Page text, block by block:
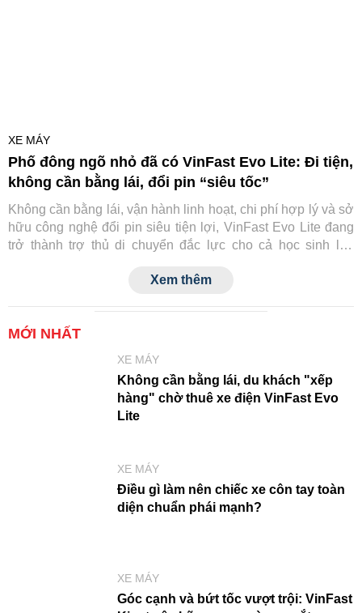
XE MÁY
Phố đông ngõ nhỏ đã có VinFast Evo Lite: Đi tiện,
không cần bằng lái, đổi pin “siêu tốc”
Không cần bằng lái, vận hành linh hoạt, chi phí hợp lý và sở
hữu công nghệ đổi pin siêu tiện lợi, VinFast Evo Lite đang
trở thành trợ thủ di chuyển đắc lực cho cả học sinh lẫn
Xem thêm
MỚI NHẤT
XE MÁY
Không cần bằng lái, du khách "xếp
hàng" chờ thuê xe điện VinFast Evo
Lite
XE MÁY
Điều gì làm nên chiếc xe côn tay toàn
diện chuẩn phái mạnh?
XE MÁY
Góc cạnh và bứt tốc vượt trội: VinFast